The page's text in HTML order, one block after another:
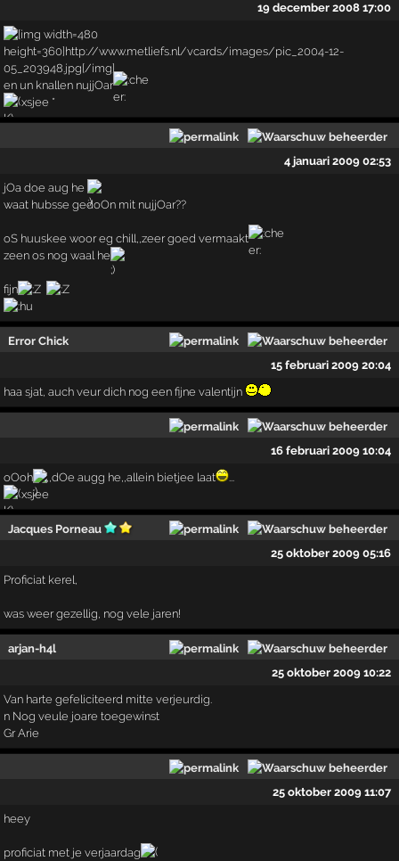
19 december 2008 17:00
en un knallen nujjOar
xsjee *
4 januari 2009 02:53
jOa doe aug he
waat hubsse gedoOn mit nujjOar??
oS huuskee woor eg chill,,zeer goed vermaakt
zeen os nog waal he
fijn
Error Chick
15 februari 2009 20:04
haa sjat, auch veur dich nog een fijne valentijn
16 februari 2009 10:04
oOoh ,,dOe augg he,,allein bietjee laat
...
xsjee
Jacques Porneau
25 oktober 2009 05:16
Proficiat kerel,
was weer gezellig, nog vele jaren!
arjan-h4l
25 oktober 2009 10:22
Van harte gefeliciteerd mitte verjeurdig.
n Nog veule joare toegewinst
Gr Arie
25 oktober 2009 11:07
heey
proficiat met je verjaardag